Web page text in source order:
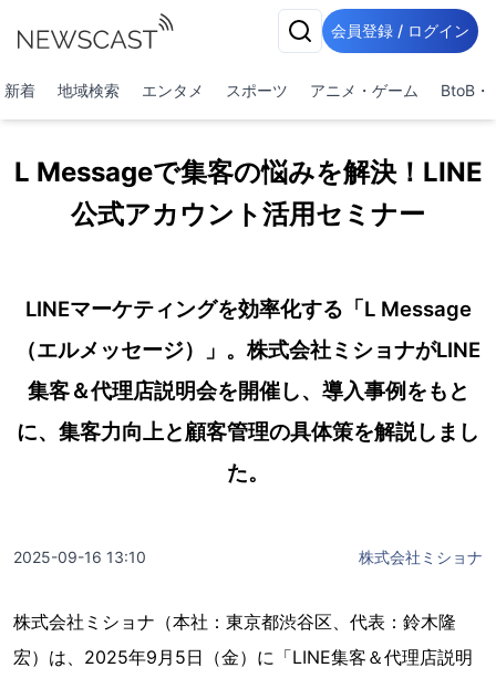
会員登録 / ログイン
新着 地域検索 エンタメ スポーツ アニメ・ゲーム BtoB・
L Messageで集客の悩みを解決！LINE
公式アカウント活用セミナー
LINEマーケティングを効率化する「L Message
（エルメッセージ）」。株式会社ミショナがLINE
集客＆代理店説明会を開催し、導入事例をもと
に、集客力向上と顧客管理の具体策を解説しまし
た。
2025-09-16 13:10 株式会社ミショナ
株式会社ミショナ（本社：東京都渋谷区、代表：鈴木隆
宏）は、2025年9月5日（金）に「LINE集客＆代理店説明